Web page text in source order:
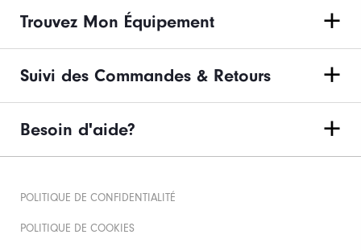
Trouvez Mon Équipement
Suivi des Commandes & Retours
Besoin d'aide?
POLITIQUE DE CONFIDENTIALITÉ
POLITIQUE DE COOKIES